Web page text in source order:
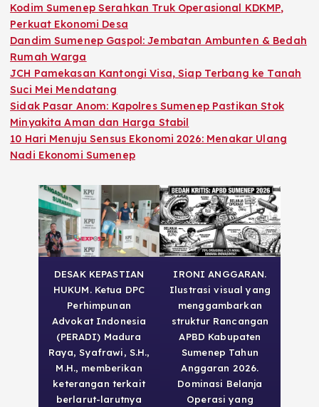
Kodim Sumenep Serahkan Truk Operasional KDKMP,
Perkuat Ekonomi Desa
Dandim Sumenep Gaspol: Jembatan Ambunten & Bedah
Rumah Warga
JCH Pamekasan Kantongi Visa, Siap Terbang ke Tanah
Suci Mei Mendatang
Sidak Pasar Anom: Kapolres Sumenep Pastikan Stok
Minyakita Aman dan Harga Stabil
10 Hari Menuju Sensus Ekonomi 2026: Menakar Ulang
Nadi Ekonomi Sumenep
DESAK KEPASTIAN
HUKUM. Ketua DPC
Perhimpunan
Advokat Indonesia
(PERADI) Madura
Raya, Syafrawi, S.H.,
M.H., memberikan
keterangan terkait
berlarut-larutnya
IRONI ANGGARAN.
Ilustrasi visual yang
menggambarkan
struktur Rancangan
APBD Kabupaten
Sumenep Tahun
Anggaran 2026.
Dominasi Belanja
Operasi yang